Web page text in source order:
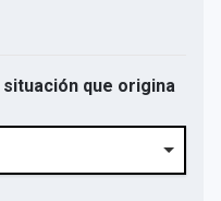
situación que origina